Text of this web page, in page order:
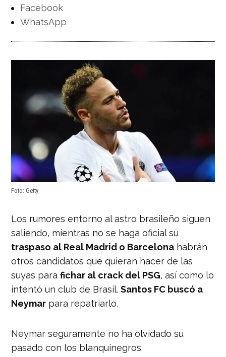
Facebook
WhatsApp
Foto: Getty
Los rumores entorno al astro brasileño siguen
saliendo, mientras no se haga oficial su
traspaso al Real Madrid o Barcelona habrán
otros candidatos que quieran hacer de las
suyas parafichar al crack del PSG, así como lo
intentó un club de Brasil.Santos FC buscó a
Neymar para repatriarlo.
Neymar seguramente no ha olvidado su
pasado con los blanquinegros.